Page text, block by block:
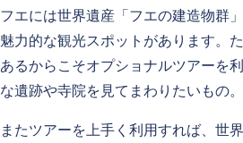
フエには世界遺産「フエの建造物群
魅力的な観光スポットがあります。
あるからこそオプショナルツアーを
な遺跡や寺院を見てまわりたいもの。
またツアーを上手く利用すれば、世